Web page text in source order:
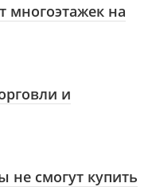
многоэтажек на
и
не смогут купить